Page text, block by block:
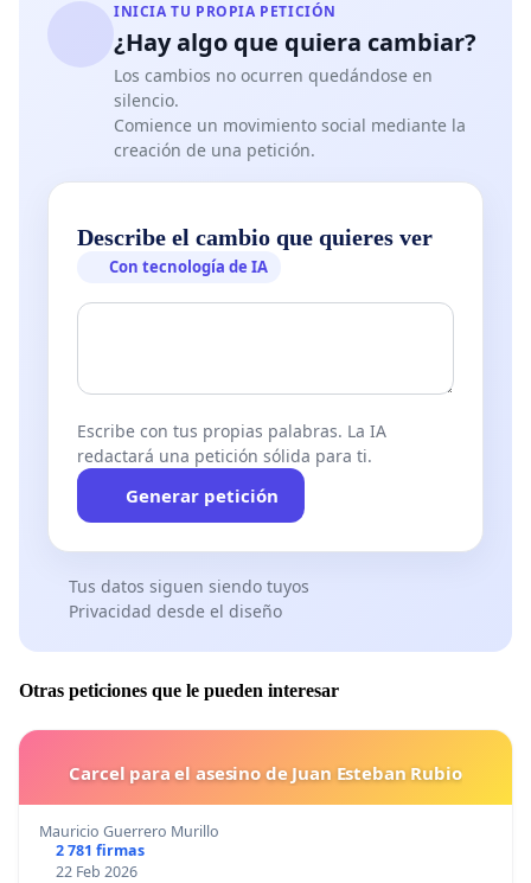
INICIA TU PROPIA PETICIÓN
¿Hay algo que quiera cambiar?
Los cambios no ocurren quedándose en
silencio.
Comience un movimiento social mediante la
creación de una petición.
Describe el cambio que quieres ver
Con tecnología de IA
Escribe con tus propias palabras. La IA
redactará una petición sólida para ti.
Generar petición
Tus datos siguen siendo tuyos
Privacidad desde el diseño
Otras peticiones que le pueden interesar
Carcel para el asesino de Juan Esteban Rubio
Mauricio Guerrero Murillo
2 781 firmas
22 Feb 2026